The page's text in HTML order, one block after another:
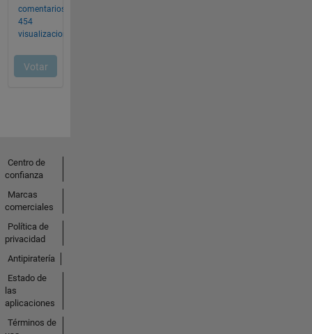
Centro de
confianza
Marcas
comerciales
Política de
privacidad
Antipiratería
Estado de
las
aplicaciones
Términos de